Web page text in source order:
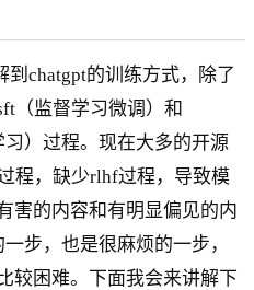
chatgpt的训练方式，除了
（监督学习微调）和
）过程。现在大多的开源
程，缺少rlhf过程，导致模
害的内容和有明显偏见的内
步，也是很麻烦的一步，
较困难。下面我会来讲解下